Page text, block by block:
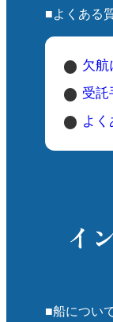
■よくある
欠航
受託
よく
イ
■船につい